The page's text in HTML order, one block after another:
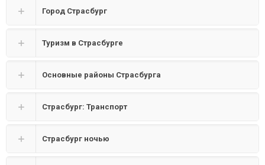
Город Страсбург
Туризм в Страсбурге
Основные районы Страсбурга
Страсбург: Транспорт
Страсбург ночью